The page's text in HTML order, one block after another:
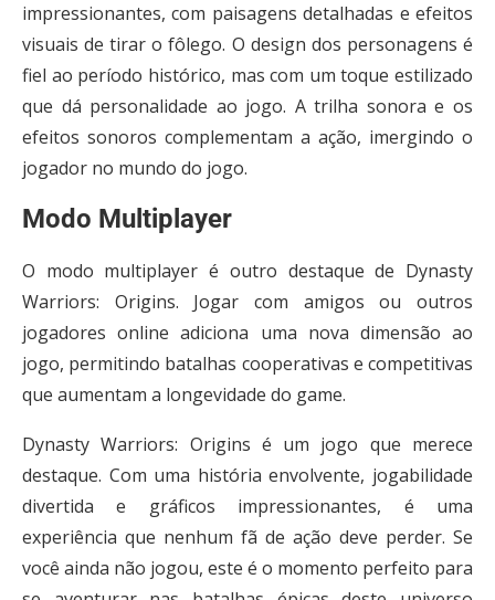
impressionantes, com paisagens detalhadas e efeitos
visuais de tirar o fôlego. O design dos personagens é
fiel ao período histórico, mas com um toque estilizado
que dá personalidade ao jogo. A trilha sonora e os
efeitos sonoros complementam a ação, imergindo o
jogador no mundo do jogo.
Modo Multiplayer
O modo multiplayer é outro destaque de Dynasty
Warriors: Origins. Jogar com amigos ou outros
jogadores online adiciona uma nova dimensão ao
jogo, permitindo batalhas cooperativas e competitivas
que aumentam a longevidade do game.
Dynasty Warriors: Origins é um jogo que merece
destaque. Com uma história envolvente, jogabilidade
divertida e gráficos impressionantes, é uma
experiência que nenhum fã de ação deve perder. Se
você ainda não jogou, este é o momento perfeito para